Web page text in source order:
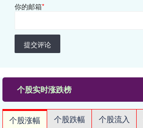
你的邮箱*
提交评论
个股实时涨跌榜
个股涨幅 个股跌幅 个股流入